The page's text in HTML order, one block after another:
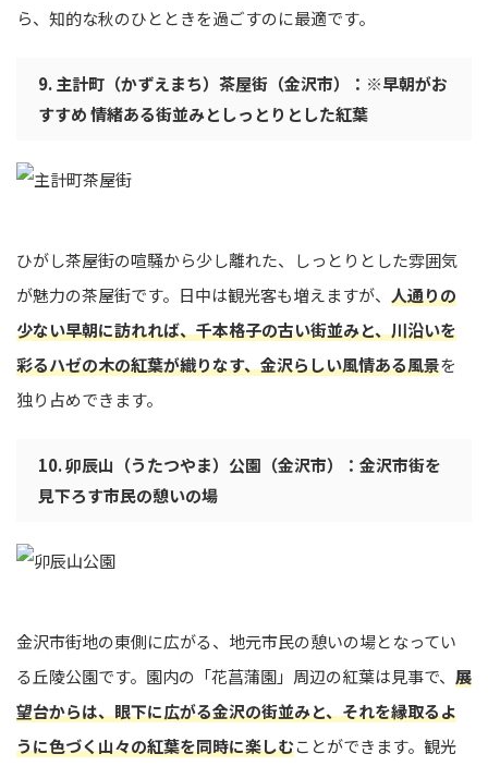
ら、知的な秋のひとときを過ごすのに最適です。
9. 主計町（かずえまち）茶屋街（金沢市）：※早朝がお
すすめ 情緒ある街並みとしっとりとした紅葉
ひがし茶屋街の喧騒から少し離れた、しっとりとした雰囲気
が魅力の茶屋街です。日中は観光客も増えますが、 人通りの
少ない早朝に訪れれば、千本格子の古い街並みと、川沿いを
彩るハゼの木の紅葉が織りなす、金沢らしい風情ある風景を
独り占めできます。
10. 卯辰山（うたつやま）公園（金沢市）：金沢市街を
見下ろす市民の憩いの場
金沢市街地の東側に広がる、地元市民の憩いの場となってい
る丘陵公園です。園内の「花菖蒲園」周辺の紅葉は見事で、 展
望台からは、眼下に広がる金沢の街並みと、それを縁取るよ
うに色づく山々の紅葉を同時に楽しむことができます。観光